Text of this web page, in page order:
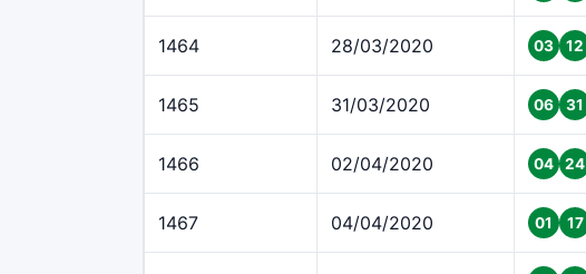
1464 28/03/2020 03 12
1465 31/03/2020 06 31
1466 02/04/2020 04 24
1467 04/04/2020 01 17